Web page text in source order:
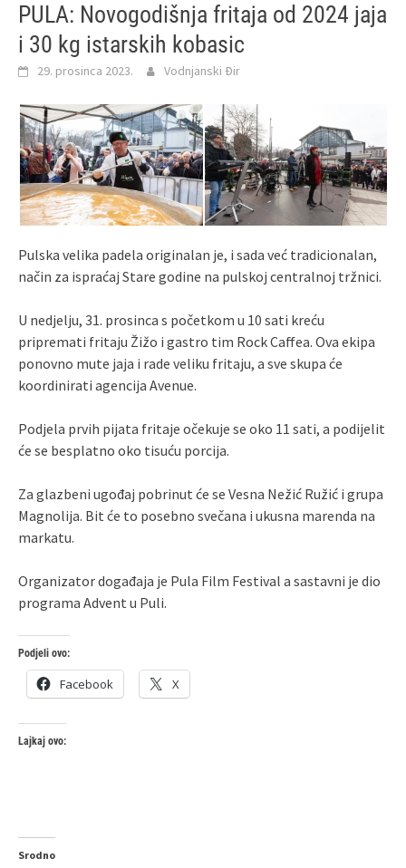
PULA: Novogodišnja fritaja od 2024 jaja
i 30 kg istarskih kobasic
29. prosinca 2023. Vodnjanski Đir
Pulska velika padela originalan je, i sada već tradicionalan,
način za ispraćaj Stare godine na pulskoj centralnoj tržnici.
U nedjelju, 31. prosinca s početkom u 10 sati kreću
pripremati fritaju Žižo i gastro tim Rock Caffea. Ova ekipa
ponovno mute jaja i rade veliku fritaju, a sve skupa će
koordinirati agencija Avenue.
Podjela prvih pijata fritaje očekuje se oko 11 sati, a podijelit
će se besplatno oko tisuću porcija.
Za glazbeni ugođaj pobrinut će se Vesna Nežić Ružić i grupa
Magnolija. Bit će to posebno svečana i ukusna marenda na
markatu.
Organizator događaja je Pula Film Festival a sastavni je dio
programa Advent u Puli.
Podjeli ovo:
Facebook X
Lajkaj ovo:
Srodno